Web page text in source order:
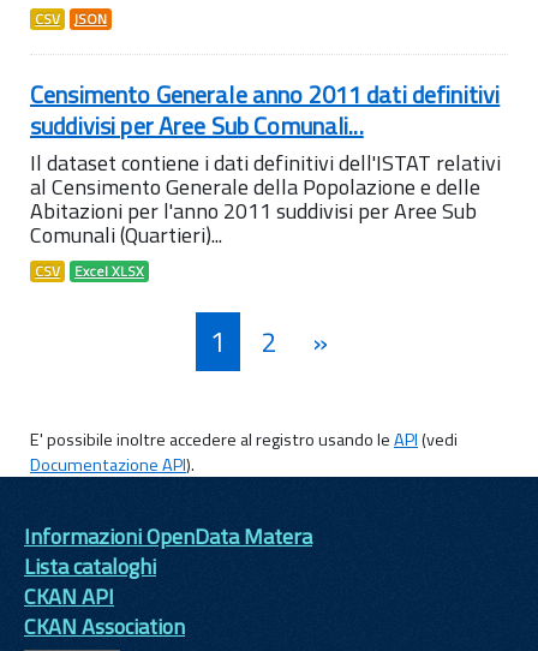
CSV JSON
Censimento Generale anno 2011 dati definitivi
suddivisi per Aree Sub Comunali...
Il dataset contiene i dati definitivi dell'ISTAT relativi
al Censimento Generale della Popolazione e delle
Abitazioni per l'anno 2011 suddivisi per Aree Sub
Comunali (Quartieri)...
CSV Excel XLSX
1 2 »
E' possibile inoltre accedere al registro usando leAPI(vedi
Documentazione API).
Informazioni OpenData Matera
Lista cataloghi
CKAN API
CKAN Association